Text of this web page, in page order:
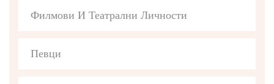
Филмови И Театрални Личности
Певци